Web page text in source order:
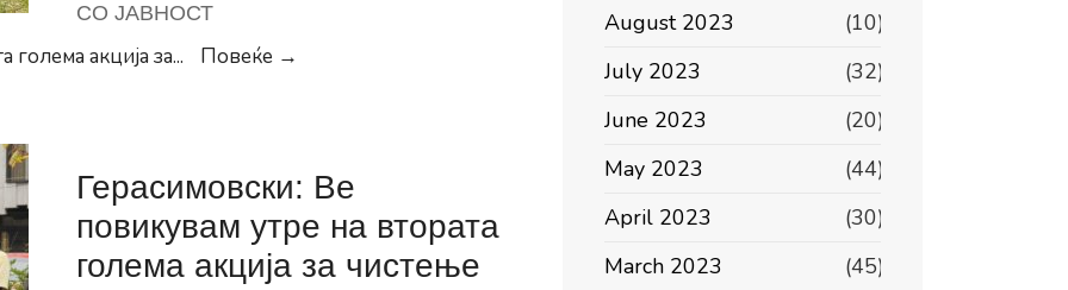
СО ЈАВНОСТ
голема акција за... Повеќе →
садници
и
клупи,
Герасимовски: Ве
повикувам утре на втората
голема акција за чистење
August 2023
(10)
July 2023
(32)
June 2023
(20)
May 2023
(44)
April 2023
(30)
March 2023
(45)